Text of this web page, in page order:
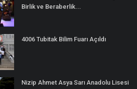
Birlik ve Beraberlik...
4006 Tubitak Bilim Fuarı Açıldı
Nizip Ahmet Asya Sarı Anadolu Lisesi